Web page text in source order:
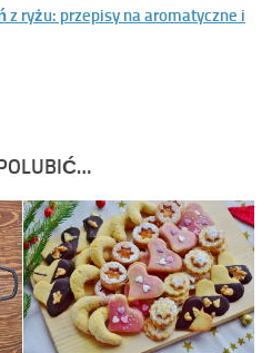
z ryżu: przepisy na aromatyczne i